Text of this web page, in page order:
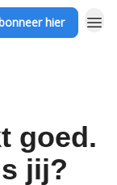
hier
goed.
jij?